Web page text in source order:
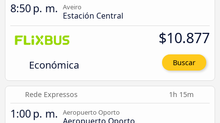
8:50 p. m. Aveiro
Estación Central
Económica
$10.877
Buscar
Rede Expressos 1h 15m
1:00 p. m. Aeropuerto Oporto